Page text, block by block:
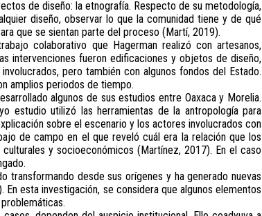
de diseño: la etnografía. Respecto de su metodología,
diseño, observar lo que la comunidad tiene y de qué
que se sientan parte del proceso (Martí, 2019).
colaborativo que Hagerman realizó con artesanos,
intervenciones fueron edificaciones y objetos de diseño,
pero también con algunos fondos del Estado.
amplios periodos de tiempo.
algunos de sus estudios entre Oaxaca y Morelia.
estudio utilizó las herramientas de la antropología para
sobre el escenario y los actores involucrados con
de campo en el que reveló cuál era la relación que los
y socioeconómicos (Martínez, 2017). En el caso
transformando desde sus orígenes y ha generado nuevas
esta investigación, se considera que algunos elementos